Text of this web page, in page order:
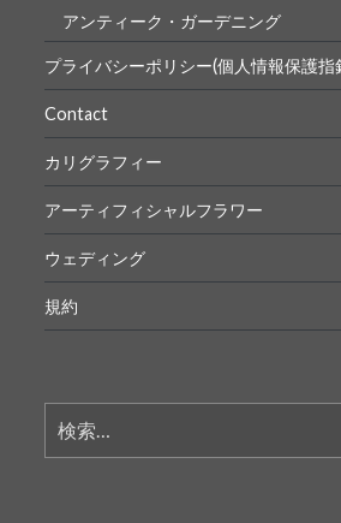
アンティーク・ガーデニング
プライバシーポリシー(個人情報保護指
Contact
カリグラフィー
アーティフィシャルフラワー
ウェディング
規約
索: